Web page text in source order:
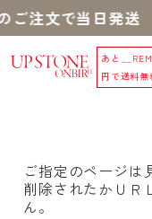
注文で当日発送メ
あと
円で送料無
ご指定のページは
削除されたかＵＲ
ん。